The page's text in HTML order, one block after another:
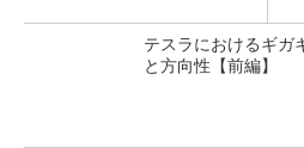
テスラにおけるギガ
と方向性【前編】